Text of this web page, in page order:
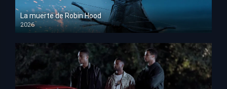
La muerte de Robin Hood
2026
HD 1080p